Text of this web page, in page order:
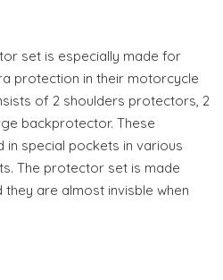
set is especially made for
protection in their motorcycle
of 2 shoulders protectors, 2
backprotector. These
special pockets in various
The protector set is made
are almost invisble when